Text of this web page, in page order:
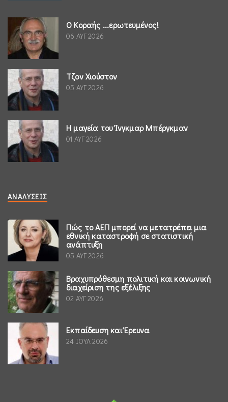
Ο Κοραής ...ερωτευμένος!
06 ΑΥΓ 2026
Τζον Χιούστον
05 ΑΥΓ 2026
Η μαγεία του Ίνγκμαρ Μπέργκμαν
01 ΑΥΓ 2026
ΑΝΑΛΎΣΕΙΣ
Πώς το ΑΕΠ μπορεί να μετατρέπει μια
εθνική καταστροφή σε στατιστική
ανάπτυξη
05 ΑΥΓ 2026
Βραχυπρόθεσμη πολιτική και κοινωνική
διαχείριση της εξέλιξης
02 ΑΥΓ 2026
Εκπαίδευση και Έρευνα
24 ΙΟΥΛ 2026